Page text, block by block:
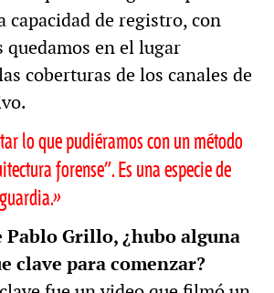
capacidad de registro, con
quedamos en el lugar
coberturas de los canales de
lo que pudiéramos con un método
forense”. Es una especie de
Pablo Grillo, ¿hubo alguna
clave para comenzar?